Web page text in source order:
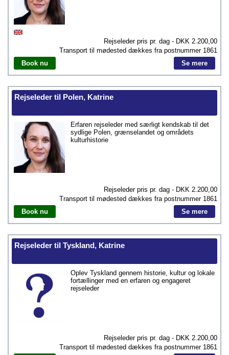
Rejseleder pris pr. dag - DKK 2.200,00
Transport til mødested dækkes fra postnummer 1861
Book nu
Se mere
Rejseleder til Polen, Katrine
Erfaren rejseleder med særligt kendskab til det
sydlige Polen, grænselandet og områdets
kulturhistorie
Rejseleder pris pr. dag - DKK 2.200,00
Transport til mødested dækkes fra postnummer 1861
Book nu
Se mere
Rejseleder til Tyskland, Katrine
Oplev Tyskland gennem historie, kultur og lokale
fortællinger med en erfaren og engageret
rejseleder
Rejseleder pris pr. dag - DKK 2.200,00
Transport til mødested dækkes fra postnummer 1861